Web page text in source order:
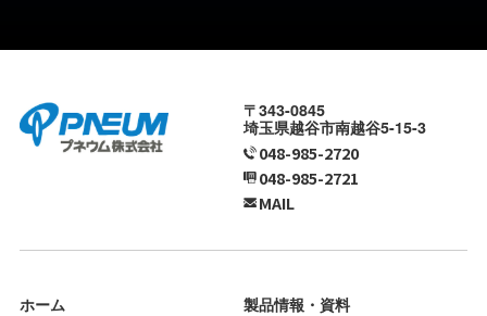
〒343-0845
埼玉県越谷市南越谷5-15-3
048-985-2720
048-985-2721
MAIL
ホーム 製品情報・資料